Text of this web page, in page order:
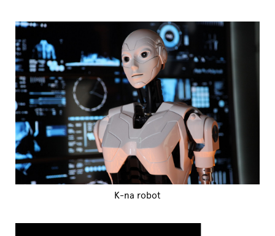
K-na robot